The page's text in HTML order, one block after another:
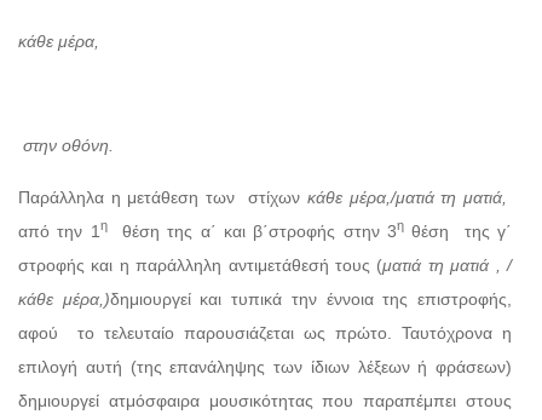
κάθε μέρα,
στην οθόνη.
Παράλληλα η μετάθεση των στίχων κάθε μέρα,/ματιά τη ματιά,
από την 1 ηθέση της α΄ και β΄στροφής στην 3ηθέση της γ΄
στροφής και η παράλληλη αντιμετάθεσή τους (ματιά τη ματιά , /
κάθε μέρα,)δημιουργεί και τυπικά την έννοια της επιστροφής,
αφού το τελευταίο παρουσιάζεται ως πρώτο. Ταυτόχρονα η
επιλογή αυτή (της επανάληψης των ίδιων λέξεων ή φράσεων)
δημιουργεί ατμόσφαιρα μουσικότητας που παραπέμπει στους